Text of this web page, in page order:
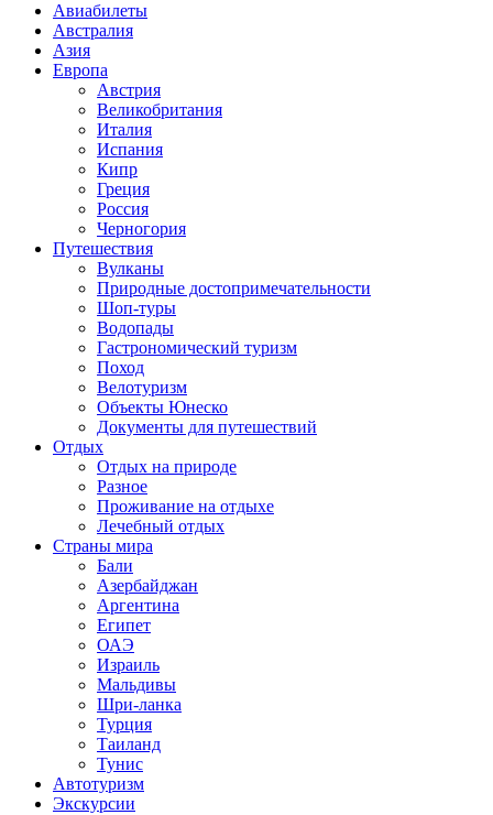
Авиабилеты
Австралия
Азия
Европа
Австрия
Великобритания
Италия
Испания
Кипр
Греция
Россия
Черногория
Путешествия
Вулканы
Природные достопримечательности
Шоп-туры
Водопады
Гастрономический туризм
Поход
Велотуризм
Объекты Юнеско
Документы для путешествий
Отдых
Отдых на природе
Разное
Проживание на отдыхе
Лечебный отдых
Страны мира
Бали
Азербайджан
Аргентина
Египет
ОАЭ
Израиль
Мальдивы
Шри-ланка
Турция
Таиланд
Тунис
Автотуризм
Экскурсии